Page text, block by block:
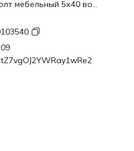
мебельный 5х40 во